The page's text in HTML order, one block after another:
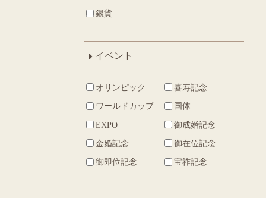
銀貨
イベント
オリンピック
喜寿記念
ワールドカップ
国体
EXPO
御成婚記念
金婚記念
御在位記念
御即位記念
宝祚記念